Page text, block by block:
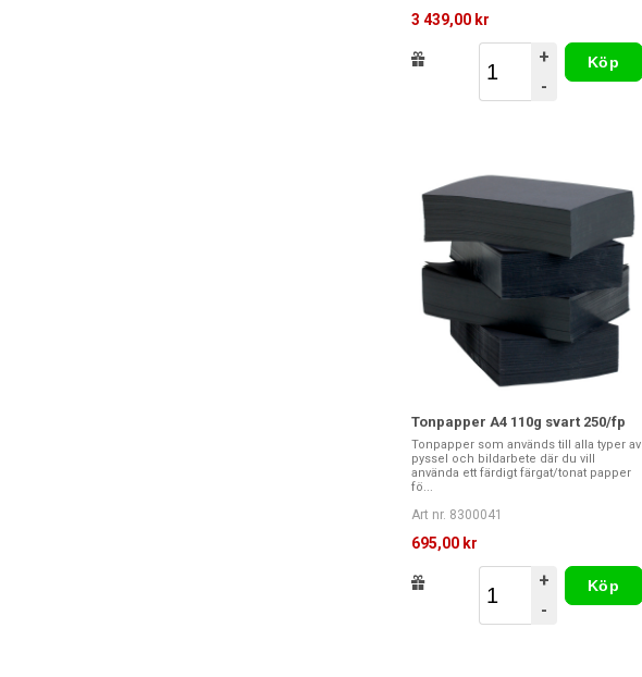
3 439,00 kr
+
-
Köp
Tonpapper A4 110g svart 250/fp
Tonpapper som används till alla typer av
pyssel och bildarbete där du vill
använda ett färdigt färgat/tonat papper
fö...
Art nr. 8300041
695,00 kr
+
-
Köp